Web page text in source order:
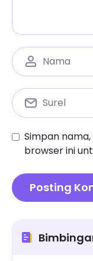
Simpan
browser ini